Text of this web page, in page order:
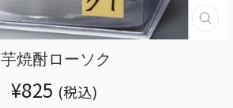
芋焼酎ローソク
Translation
missing:
¥825 (税込)